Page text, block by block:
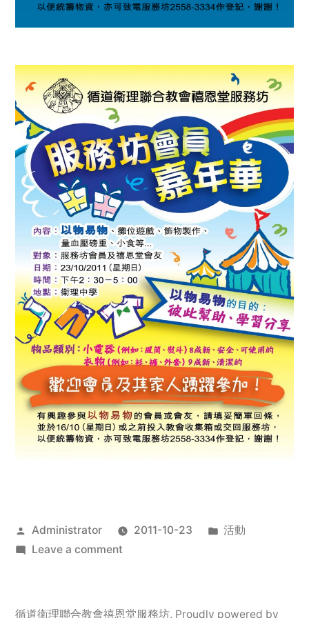
Posted
by
Administrator 2011-10-23
Posted
活動
Leave a commenton
服
循道衛理聯合教會禧恩堂服務坊, Proudly powered by